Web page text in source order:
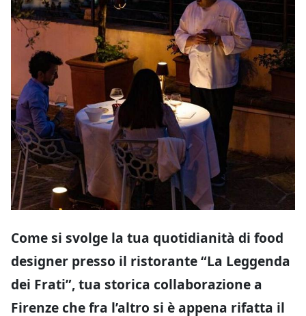
Come si svolge la tua quotidianità di food
designer presso il ristorante “La Leggenda
dei Frati”, tua storica collaborazione a
Firenze che fra l’altro si è appena rifatta il